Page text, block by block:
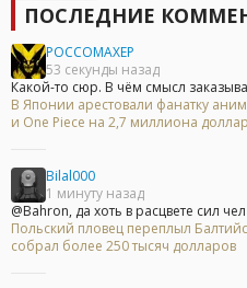
ПОСЛЕДНИЕ
POCCOMAXEP
53 секунды назад
Какой-то сюр. В чём смысл
В Японии арестовали фанатку
и One Piece на 2,7 миллиона
Bilal000
1 минуту назад
@Bahron, да хоть в расцвете сил
Польский пловец переплыл
собрал более 250 тысяч долларов